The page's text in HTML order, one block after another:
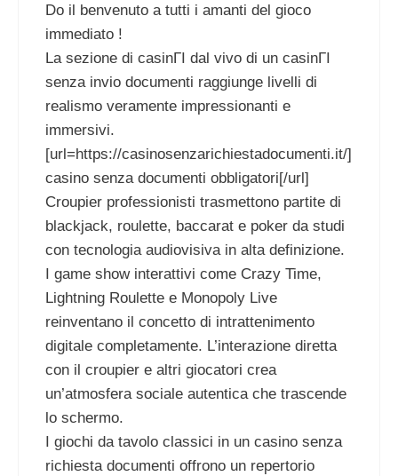
Do il benvenuto a tutti i amanti del gioco
immediato !
La sezione di casinГІ dal vivo di un casinГІ
senza invio documenti raggiunge livelli di
realismo veramente impressionanti e
immersivi.
[url=https://casinosenzarichiestadocumenti.it/]
casino senza documenti obbligatori[/url]
Croupier professionisti trasmettono partite di
blackjack, roulette, baccarat e poker da studi
con tecnologia audiovisiva in alta definizione.
I game show interattivi come Crazy Time,
Lightning Roulette e Monopoly Live
reinventano il concetto di intrattenimento
digitale completamente. L’interazione diretta
con il croupier e altri giocatori crea
un’atmosfera sociale autentica che trascende
lo schermo.
I giochi da tavolo classici in un casino senza
richiesta documenti offrono un repertorio